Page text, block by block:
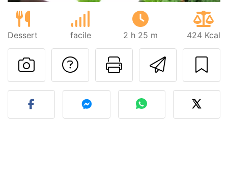
Dessert facile 2 h 25 m 424 Kcal
Imprimer
Poser une
Publier votre photo de